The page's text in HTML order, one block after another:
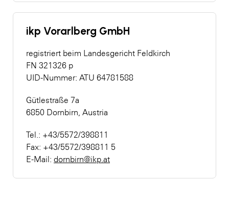
ikp Vorarlberg GmbH
registriert beim Landesgericht Feldkirch
FN 321326 p
UID-Nummer: ATU 64781588
Gütlestraße 7a
6850 Dornbirn, Austria
Tel.: +43/5572/398811
Fax: +43/5572/398811 5
E-Mail: dornbirn@ikp.at